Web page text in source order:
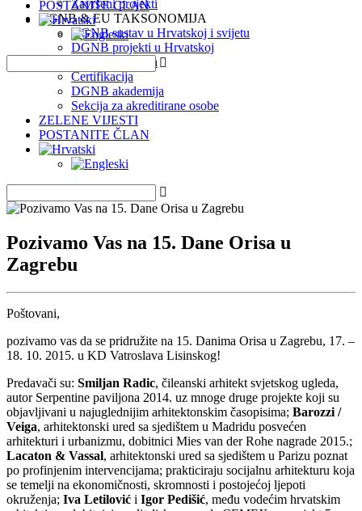
Završeni projekti
DGNB & EU TAKSONOMIJA
DGNB sustav u Hrvatskoj i svijetu
DGNB projekti u Hrvatskoj
EU Taksonomija
Certifikacija
DGNB akademija
Sekcija za akreditirane osobe
ZELENE VIJESTI
POSTANITE ČLAN
POSTANITE ČLAN
Pozivamo Vas na 15. Dane Orisa u
Zagrebu
Poštovani,
pozivamo vas da se pridružite na 15. Danima Orisa u Zagrebu, 17. –
18. 10. 2015. u KD Vatroslava Lisinskog!
Predavači su: Smiljan Radic, čileanski arhitekt svjetskog ugleda,
autor Serpentine paviljona 2014. uz mnoge druge projekte koji su
objavljivani u najuglednijim arhitektonskim časopisima; Barozzi /
Veiga, arhitektonski ured sa sjedištem u Madridu posvećen
arhitekturi i urbanizmu, dobitnici Mies van der Rohe nagrade 2015.;
Lacaton & Vassal, arhitektonski ured sa sjedištem u Parizu poznat
po profinjenim intervencijama; prakticiraju socijalnu arhitekturu koja
se temelji na ekonomičnosti, skromnosti i postojećoj ljepoti
okruženja; Iva Letilović i Igor Pedišić, među vodećim hrvatskim